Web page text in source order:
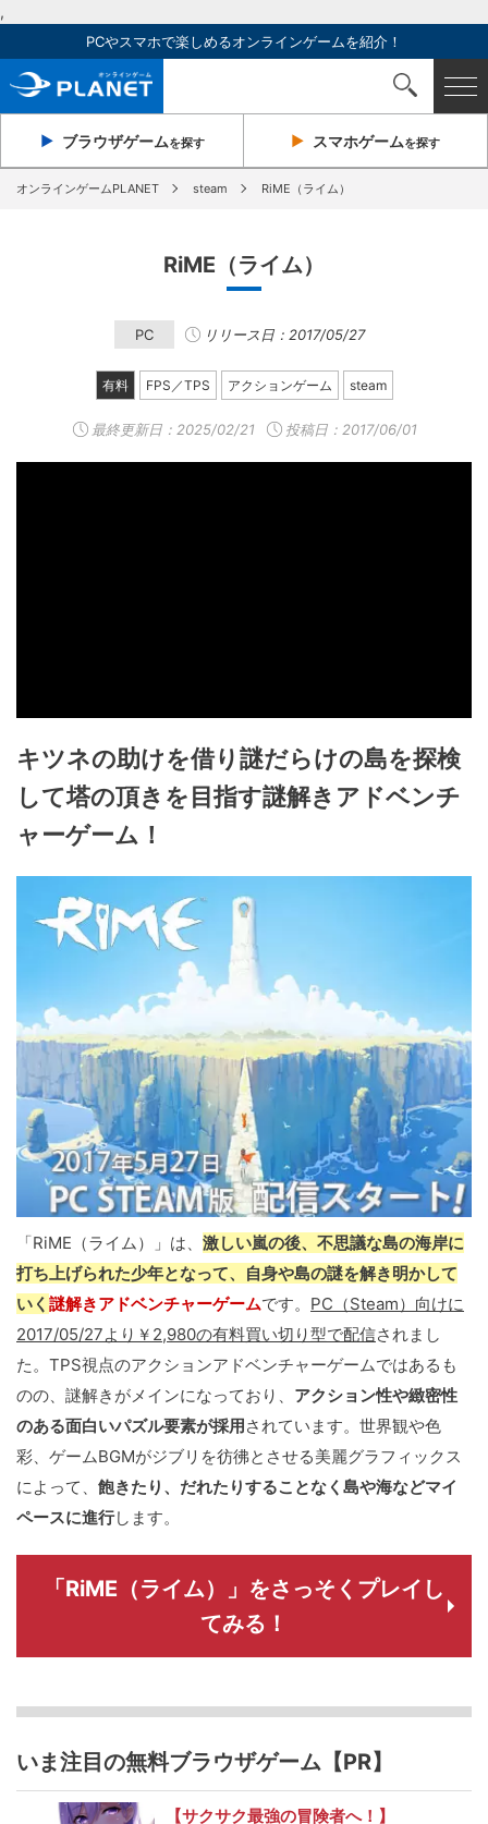
,
PCやスマホで楽しめるオンラインゲームを紹介！
ブラウザゲームを探す スマホゲームを探す
オンラインゲームPLANET steam RiME（ライム）
RiME（ライム）
PC リリース日：2017/05/27
有料 FPS／TPS アクションゲーム steam
最終更新日： 2025/02/21 投稿日：2017/06/01
キツネの助けを借り謎だらけの島を探検
して塔の頂きを目指す謎解きアドベンチ
ャーゲーム！
「RiME（ライム）」は、 激しい嵐の後、不思議な島の海岸に
打ち上げられた少年となって、自身や島の謎を解き明かして
いく 謎解きアドベンチャーゲームです。 PC（Steam）向けに
2017/05/27より￥2,980の有料買い切り型で配信されまし
た。TPS視点のアクションアドベンチャーゲームではあるも
のの、謎解きがメインになっており、 アクション性や緻密性
のある面白いパズル要素が採用されています。世界観や色
彩、ゲームBGMがジブリを彷彿とさせる美麗グラフィックス
によって、 飽きたり、だれたりすることなく島や海などマイ
ペースに進行します。
「RiME（ライム）」をさっそくプレイし
てみる！
いま注目の無料ブラウザゲーム【PR】
【サクサク最強の冒険者へ！】